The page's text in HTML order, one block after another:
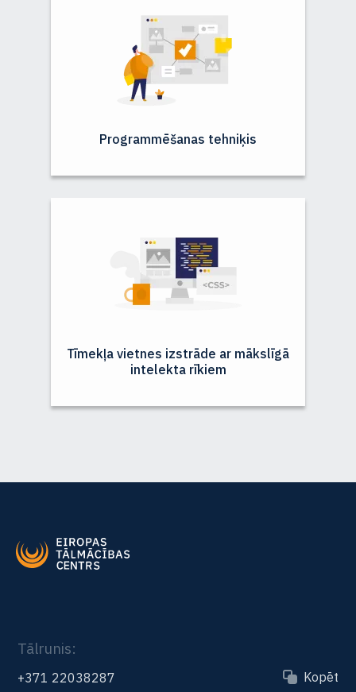
Programmēšanas tehniķis
Tīmekļa vietnes izstrāde ar mākslīgā
intelekta rīkiem
Tālrunis:
+371 22038287
Kopēt